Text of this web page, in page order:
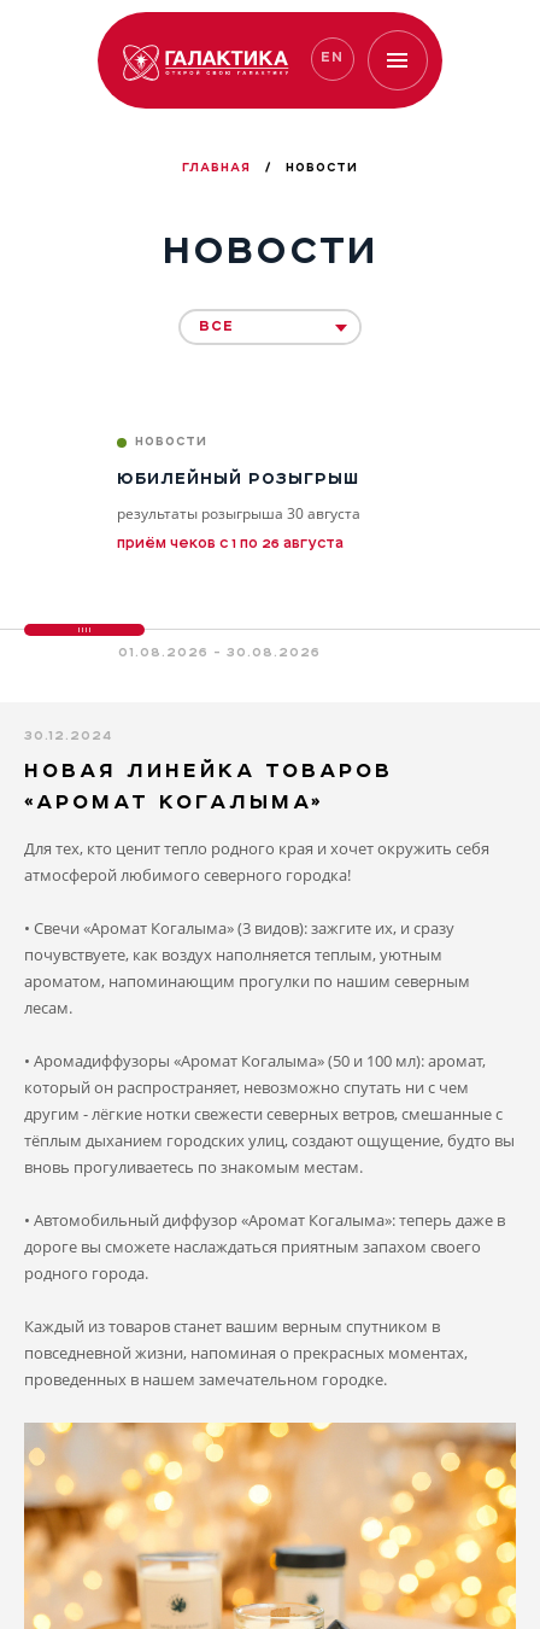
EN
ГЛАВНАЯ / НОВОСТИ
НОВОСТИ
ВСЕ
НОВОСТИ
ЮБИЛЕЙНЫЙ РОЗЫГРЫШ
результаты розыгрыша 30 августа
приём чеков с 1 по 26 августа
01.08.2026 - 30.08.2026
30.12.2024
НОВАЯ ЛИНЕЙКА ТОВАРОВ
«АРОМАТ КОГАЛЫМА»
Для тех, кто ценит тепло родного края и хочет окружить себя
атмосферой любимого северного городка!
• Свечи «Аромат Когалыма» (3 видов): зажгите их, и сразу
почувствуете, как воздух наполняется теплым, уютным
ароматом, напоминающим прогулки по нашим северным
лесам.
• Аромадиффузоры «Аромат Когалыма» (50 и 100 мл): аромат,
который он распространяет, невозможно спутать ни с чем
другим - лёгкие нотки свежести северных ветров, смешанные с
тёплым дыханием городских улиц, создают ощущение, будто вы
вновь прогуливаетесь по знакомым местам.
• Автомобильный диффузор «Аромат Когалыма»: теперь даже в
дороге вы сможете наслаждаться приятным запахом своего
родного города.
Каждый из товаров станет вашим верным спутником в
повседневной жизни, напоминая о прекрасных моментах,
проведенных в нашем замечательном городке.